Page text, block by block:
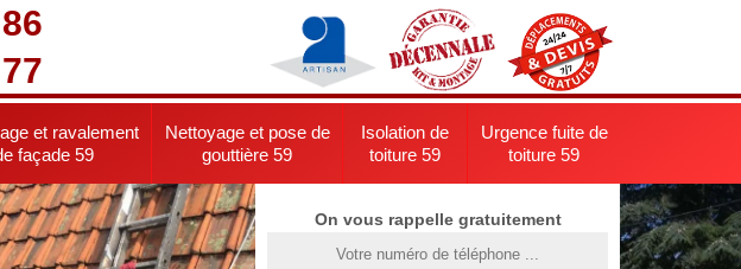
et ravalement
façade 59
Nettoyage et pose de
gouttière 59
Isolation de
toiture 59
Urgence fuite de
toiture 59
On vous rappelle gratuitement